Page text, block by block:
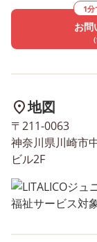
位置が分かりや
く」ことです！
字と位置が分か
見ながら字を書
【見本と実際に
同じにする】こ
じマス目にする
分がどこまで書
手本を見て気づ
ます。 その時に
点・終点の位置
1分
お問
地図
〒211-0063
神奈川県川崎市
ビル2F